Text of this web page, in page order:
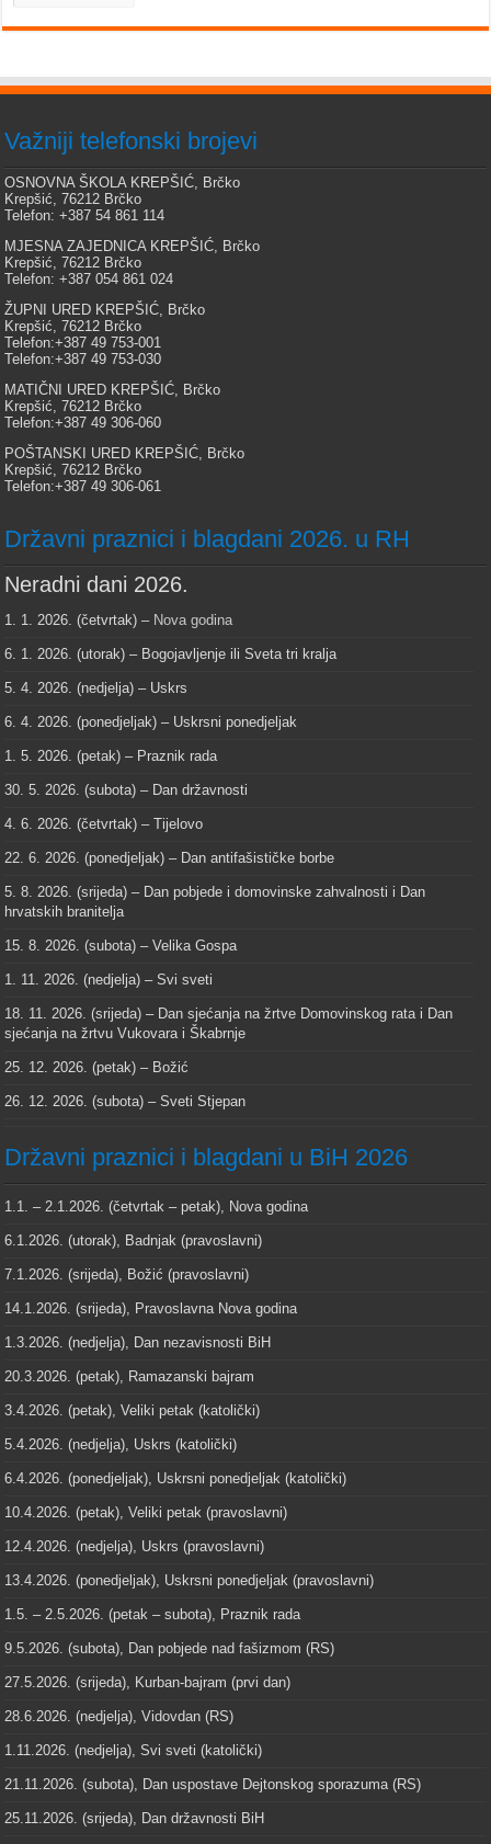
Važniji telefonski brojevi
OSNOVNA ŠKOLA KREPŠIĆ, Brčko
Krepšić, 76212 Brčko
Telefon: +387 54 861 114
MJESNA ZAJEDNICA KREPŠIĆ, Brčko
Krepšić, 76212 Brčko
Telefon: +387 054 861 024
ŽUPNI URED KREPŠIĆ, Brčko
Krepšić, 76212 Brčko
Telefon:+387 49 753-001
Telefon:+387 49 753-030
MATIČNI URED KREPŠIĆ, Brčko
Krepšić, 76212 Brčko
Telefon:+387 49 306-060
POŠTANSKI URED KREPŠIĆ, Brčko
Krepšić, 76212 Brčko
Telefon:+387 49 306-061
Državni praznici i blagdani 2026. u RH
Neradni dani 2026.
1. 1. 2026. (četvrtak) – Nova godina
6. 1. 2026. (utorak) – Bogojavljenje ili Sveta tri kralja
5. 4. 2026. (nedjelja) – Uskrs
6. 4. 2026. (ponedjeljak) – Uskrsni ponedjeljak
1. 5. 2026. (petak) – Praznik rada
30. 5. 2026. (subota) – Dan državnosti
4. 6. 2026. (četvrtak) – Tijelovo
22. 6. 2026. (ponedjeljak) – Dan antifašističke borbe
5. 8. 2026. (srijeda) – Dan pobjede i domovinske zahvalnosti i Dan
hrvatskih branitelja
15. 8. 2026. (subota) – Velika Gospa
1. 11. 2026. (nedjelja) – Svi sveti
18. 11. 2026. (srijeda) – Dan sjećanja na žrtve Domovinskog rata i Dan
sjećanja na žrtvu Vukovara i Škabrnje
25. 12. 2026. (petak) – Božić
26. 12. 2026. (subota) – Sveti Stjepan
Državni praznici i blagdani u BiH 2026
1.1. – 2.1.2026. (četvrtak – petak), Nova godina
6.1.2026. (utorak), Badnjak (pravoslavni)
7.1.2026. (srijeda), Božić (pravoslavni)
14.1.2026. (srijeda), Pravoslavna Nova godina
1.3.2026. (nedjelja), Dan nezavisnosti BiH
20.3.2026. (petak), Ramazanski bajram
3.4.2026. (petak), Veliki petak (katolički)
5.4.2026. (nedjelja), Uskrs (katolički)
6.4.2026. (ponedjeljak), Uskrsni ponedjeljak (katolički)
10.4.2026. (petak), Veliki petak (pravoslavni)
12.4.2026. (nedjelja), Uskrs (pravoslavni)
13.4.2026. (ponedjeljak), Uskrsni ponedjeljak (pravoslavni)
1.5. – 2.5.2026. (petak – subota), Praznik rada
9.5.2026. (subota), Dan pobjede nad fašizmom (RS)
27.5.2026. (srijeda), Kurban-bajram (prvi dan)
28.6.2026. (nedjelja), Vidovdan (RS)
1.11.2026. (nedjelja), Svi sveti (katolički)
21.11.2026. (subota), Dan uspostave Dejtonskog sporazuma (RS)
25.11.2026. (srijeda), Dan državnosti BiH